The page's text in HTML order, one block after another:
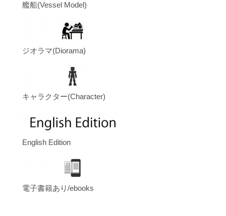
艦船(Vessel Model)
ジオラマ(Diorama)
キャラクター(Character)
English Edition
電子書籍あり/ebooks